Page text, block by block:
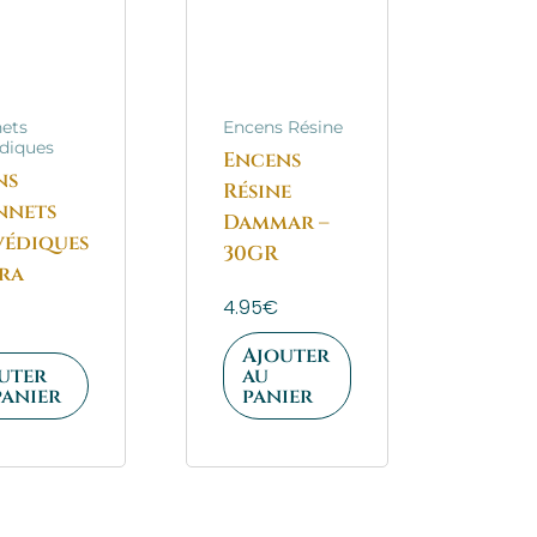
Encens Résine
Encens
Résine
Dammar –
30GR
4.95€
Ajouter
au
panier